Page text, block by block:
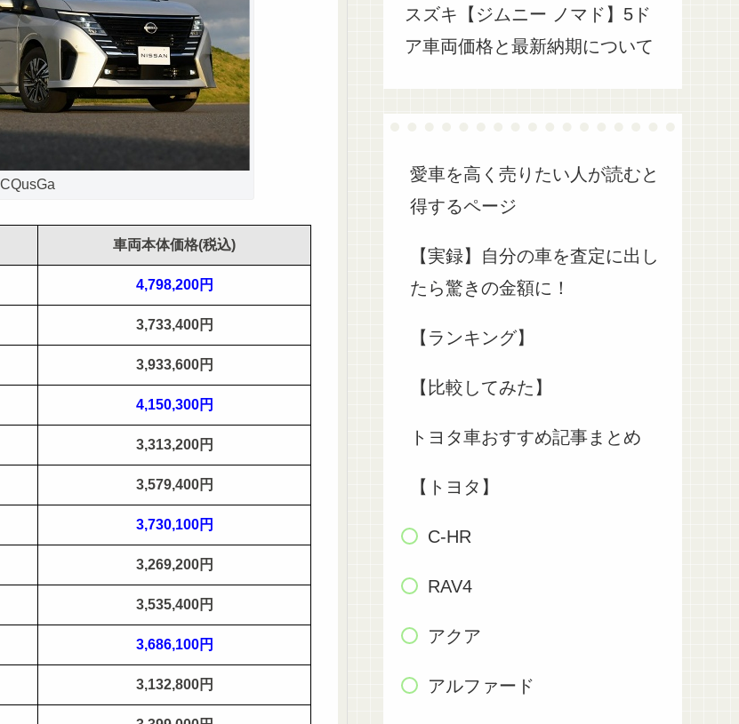
車両本体価格(税込)
4,798,200円
3,733,400円
3,933,600円
4,150,300円
3,313,200円
3,579,400円
3,730,100円
3,269,200円
3,535,400円
3,686,100円
3,132,800円
スズキ【ジムニー ノマド】5ド
ア車両価格と最新納期について
愛車を高く売りたい人が読むと
得するページ
【実録】自分の車を査定に出し
たら驚きの金額に！
【ランキング】
【比較してみた】
トヨタ車おすすめ記事まとめ
【トヨタ】
C-HR
RAV4
アクア
アルファード